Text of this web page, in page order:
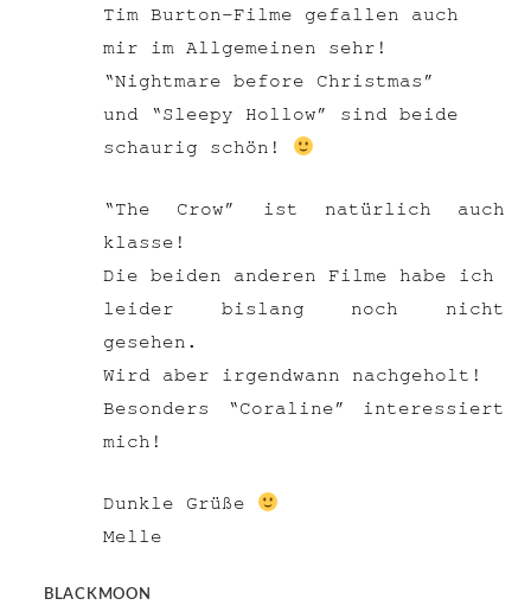
Tim Burton-Filme gefallen auch
mir im Allgemeinen sehr!
“Nightmare before Christmas”
und “Sleepy Hollow” sind beide
schaurig schön!
“The Crow” ist natürlich auch
klasse!
Die beiden anderen Filme habe ich
leider bislang noch nicht
gesehen.
Wird aber irgendwann nachgeholt!
Besonders “Coraline” interessiert
mich!
Dunkle Grüße
Melle
BLACKMOON